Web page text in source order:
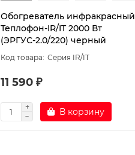
Обогреватель инфракрасный
Теплофон-IR/IT 2000 Вт
(ЭРГУС-2.0/220) черный
Серия IR/IT
11 590 ₽
В корзину